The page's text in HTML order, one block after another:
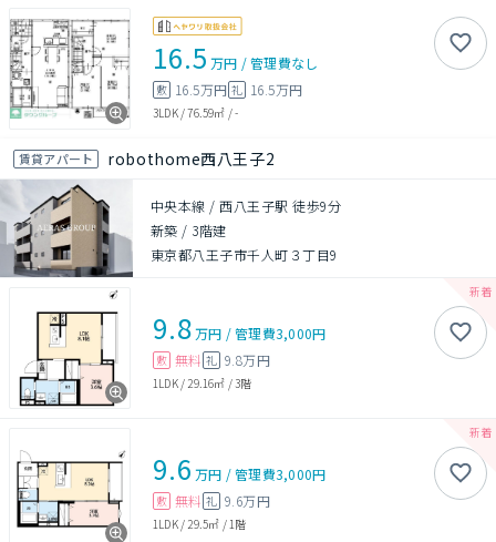
16.5 万円 /管理費なし
敷 16.5万円 礼 16.5万円
3LDK/76.59㎡ /-
賃貸アパート robothome西八王子2
中央本線 / 西八王子駅 徒歩9分
新築 / 3階建
東京都八王子市千人町３丁目9
9.8万円 /管理費3,000円
敷 無料 礼 9.8万円
1LDK/ 29.16㎡ /3階
9.6 万円 /管理費3,000円
敷 無料 礼 9.6万円
1LDK/ 29.5㎡ / 1階